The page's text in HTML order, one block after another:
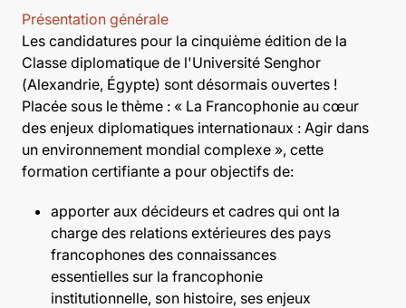
Présentation générale
Les candidatures pour la cinquième édition de la
Classe diplomatique de l'Université Senghor
(Alexandrie, Égypte) sont désormais ouvertes !
Placée sous le thème : « La Francophonie au cœur
des enjeux diplomatiques internationaux : Agir dans
un environnement mondial complexe », cette
formation certifiante a pour objectifs de:
apporter aux décideurs et cadres qui ont la
charge des relations extérieures des pays
francophones des connaissances
essentielles sur la francophonie
institutionnelle, son histoire, ses enjeux